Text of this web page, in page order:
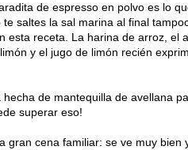
de espresso en polvo es lo
saltes la sal marina al final
receta. La harina de arroz, el
y el jugo de limón recién
de mantequilla de avellana
superar eso!
cena familiar: se ve muy